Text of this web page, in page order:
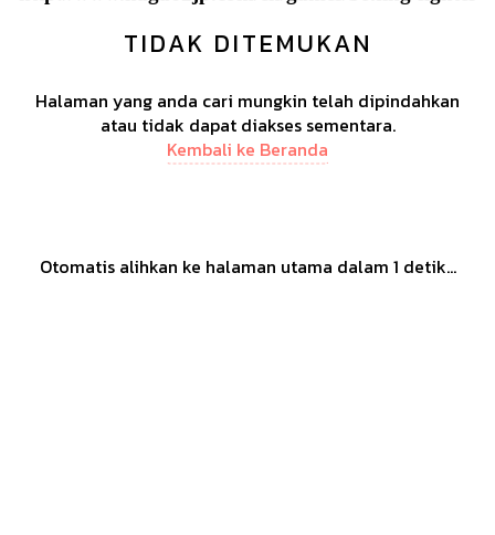
TIDAK DITEMUKAN
Halaman yang anda cari mungkin telah dipindahkan
atau tidak dapat diakses sementara.
Kembali ke Beranda
Otomatis alihkan ke halaman utama dalam 1 detik...